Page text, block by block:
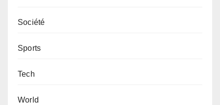
Société
Sports
Tech
World